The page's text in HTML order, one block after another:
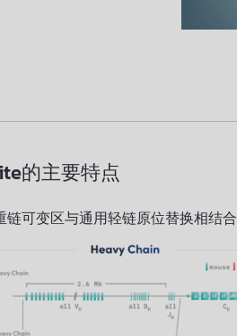
的主要特点
链可变区与通用轻链原位替换相结合